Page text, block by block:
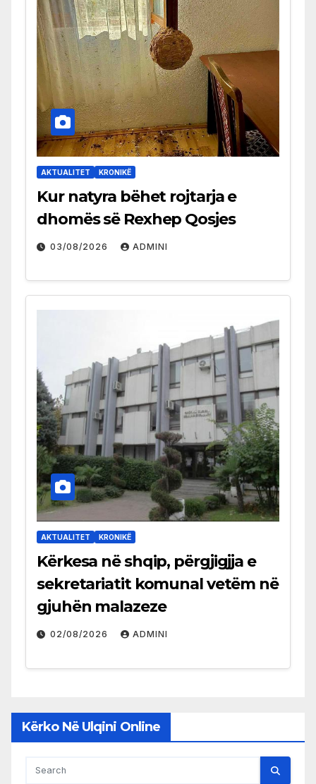
AKTUALITET KRONIKË
Kur natyra bëhet rojtarja e
dhomës së Rexhep Qosjes
03/08/2026 ADMINI
AKTUALITET KRONIKË
Kërkesa në shqip, përgjigjja e
sekretariatit komunal vetëm në
gjuhën malazeze
02/08/2026 ADMINI
Kërko Në Ulqini Online